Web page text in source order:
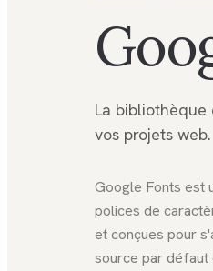
La
vos projets web.
Google Fonts est
polices de
et conçues pour
source par